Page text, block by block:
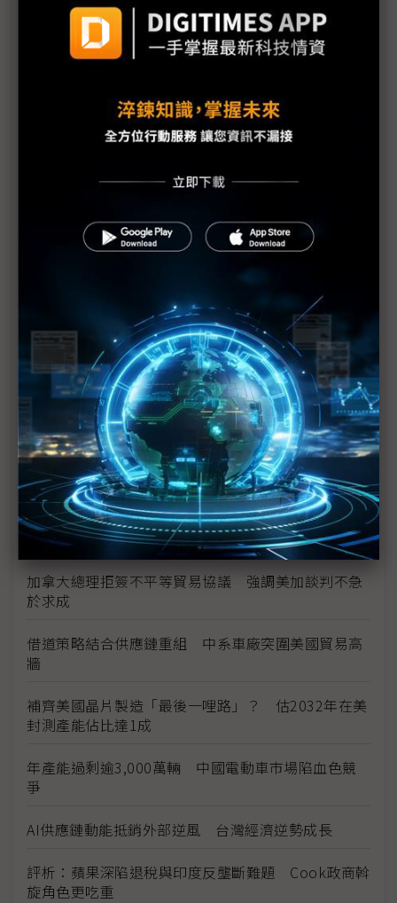
Tim Cook宣布蘋果全數關稅退款 全額回流美國製造
與創新
關稅成本下調與皮卡需求支撐 通用汽車調升2026年
政策協調不亞於產品創新 蘋果控險策劃Cook主外、
Ternus主內
日產FY25財測虧損收斂優於預期 汽車事業現金流轉
正
豐田靠HEV撐起全球銷售 車市轉型進入多路徑時代
供不應求與運輸成本推升 福特六和預告26年式美製
車價格調漲
美系政策擾動、中系產能過剩 全球車市結構性風險
升溫
加拿大總理拒簽不平等貿易協議 強調美加談判不急
於求成
借道策略結合供應鏈重組 中系車廠突圍美國貿易高
牆
補齊美國晶片製造「最後一哩路」？ 估2032年在美
封測產能佔比達1成
年產能過剩逾3,000萬輛 中國電動車市場陷血色競
爭
AI供應鏈動能抵銷外部逆風 台灣經濟逆勢成長
評析：蘋果深陷退稅與印度反壟斷難題 Cook政商斡
旋角色更吃重